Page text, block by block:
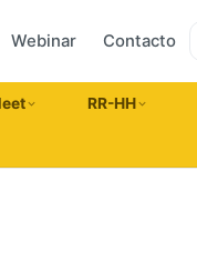
Webinar Contacto
RR-HH